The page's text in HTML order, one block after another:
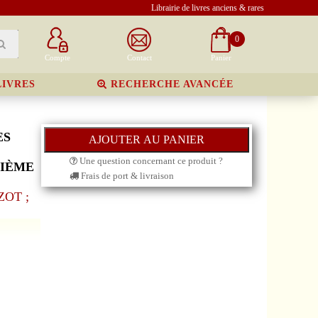
Librairie de livres anciens & rares
Compte Contact
0
Panier
RECHERCHE AVANCÉE
;
Une question concernant ce produit ?
Frais de port & livraison